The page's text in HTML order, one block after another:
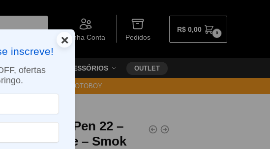
Minha Conta Pedidos
R$ 0,00 0
ORAL ACESSÓRIOS OUTLET
ATÉ 15:30 VIA MOTOBOY
Proteção Pen 22 –
Resistente – Smok
×
inscreve!
ofertas